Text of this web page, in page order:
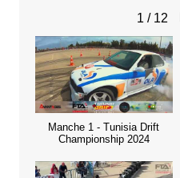
1 / 12
Manche 1 - Tunisia Drift
Championship 2024